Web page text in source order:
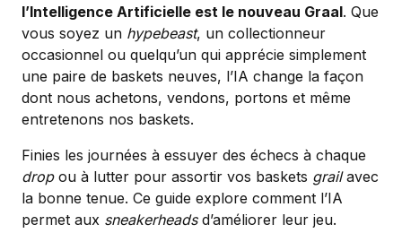
l’Intelligence Artificielle est le nouveau Graal. Que
vous soyez un hypebeast, un collectionneur
occasionnel ou quelqu’un qui apprécie simplement
une paire de baskets neuves, l’IA change la façon
dont nous achetons, vendons, portons et même
entretenons nos baskets.
Finies les journées à essuyer des échecs à chaque
dropou à lutter pour assortir vos baskets grailavec
la bonne tenue. Ce guide explore comment l’IA
permet aux sneakerheadsd’améliorer leur jeu.